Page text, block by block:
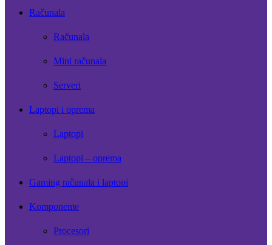
Računala
Računala
Mini računala
Serveri
Laptopi i oprema
Laptopi
Laptopi – oprema
Gaming računala i laptopi
Komponente
Procesori